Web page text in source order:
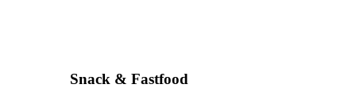
Snack & Fastfood